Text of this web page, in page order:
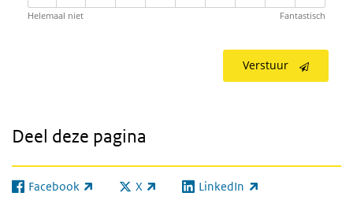
Helemaal niet Fantastisch
Verstuur
Deel deze pagina
Facebook
(externe link) X
(externe link) LinkedIn
(externe link)